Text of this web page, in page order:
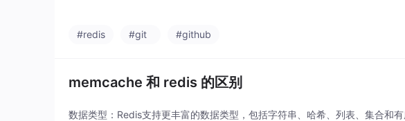
#redis #git #github
memcache 和 redis 的区别
数据类型：Redis支持更丰富的数据类型，包括字符串、哈希、列表、集合和